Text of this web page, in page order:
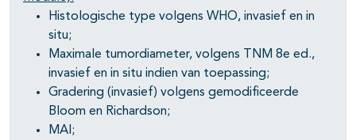
Histologische type volgens WHO, invasief en in
situ;
Maximale tumordiameter, volgens TNM 8e ed.,
invasief en in situ indien van toepassing;
Gradering (invasief) volgens gemodificeerde
Bloom en Richardson;
MAI;